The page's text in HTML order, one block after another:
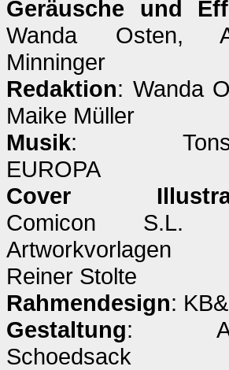
Geräusche und
Wanda Osten,
Minninger
Redaktion: Wanda
Maike Müller
Musik:
EUROPA
Cover
Comicon S.L.
Artworkvorlagen
Reiner Stolte
Rahmendesign:
Gestaltung:
Schoedsack